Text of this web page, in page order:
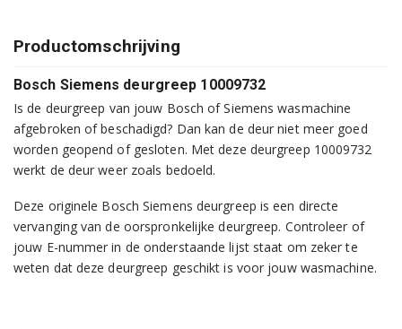
Productomschrijving
Bosch Siemens deurgreep 10009732
Is de deurgreep van jouw Bosch of Siemens wasmachine
afgebroken of beschadigd? Dan kan de deur niet meer goed
worden geopend of gesloten. Met deze deurgreep 10009732
werkt de deur weer zoals bedoeld.
Deze originele Bosch Siemens deurgreep is een directe
vervanging van de oorspronkelijke deurgreep. Controleer of
jouw E-nummer in de onderstaande lijst staat om zeker te
weten dat deze deurgreep geschikt is voor jouw wasmachine.